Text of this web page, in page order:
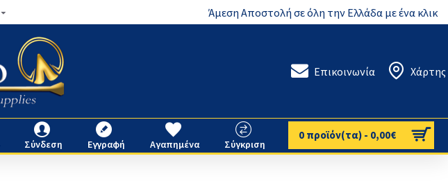
Άμεση Αποστολή σε όλη την Ελλάδα με ένα κλικ
Επικοινωνία Χάρτης
Σύνδεση Εγγραφή Αγαπημένα Σύγκριση
0 προϊόν(τα) - 0,00€